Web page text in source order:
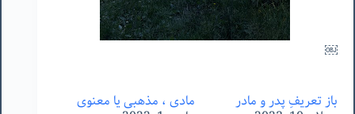
￼
باز تعریفِ پدر و مادر مادی ، مذهبی یا معنوی